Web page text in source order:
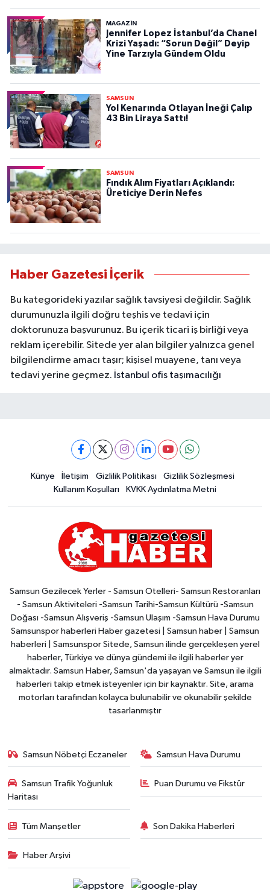
MAGAZİN
Jennifer Lopez İstanbul’da Chanel
Krizi Yaşadı: “Sorun Değil” Deyip
Yine Tarzıyla Gündem Oldu
SAMSUN
Yol Kenarında Otlayan İneği Çalıp
43 Bin Liraya Sattı!
SAMSUN
Fındık Alım Fiyatları Açıklandı:
Üreticiye Derin Nefes
Haber Gazetesi İçerik
Bu kategorideki yazılar sağlık tavsiyesi değildir. Sağlık
durumunuzla ilgili doğru teşhis ve tedavi için
doktorunuza başvurunuz. Bu içerik ticari iş birliği veya
reklam içerebilir. Sitede yer alan bilgiler yalnızca genel
bilgilendirme amacı taşır; kişisel muayene, tanı veya
tedavi yerine geçmez. İstanbul ofis taşımacılığı
Künye İletişim Gizlilik Politikası
Gizlilik Sözleşmesi
Kullanım Koşulları
KVKK Aydınlatma Metni
Samsun Gezilecek Yerler - Samsun Otelleri- Samsun Restoranları
- Samsun Aktiviteleri -Samsun Tarihi-Samsun Kültürü -Samsun
Doğası -Samsun Alışveriş -Samsun Ulaşım -Samsun Hava Durumu
Samsunspor haberleri Haber gazetesi | Samsun haber | Samsun
haberleri | Samsunspor Sitede, Samsun ilinde gerçekleşen yerel
haberler, Türkiye ve dünya gündemi ile ilgili haberler yer
almaktadır. Samsun Haber, Samsun'da yaşayan ve Samsun ile ilgili
haberleri takip etmek isteyenler için bir kaynaktır. Site, arama
motorları tarafından kolayca bulunabilir ve okunabilir şekilde
tasarlanmıştır
Samsun Nöbetçi Eczaneler Samsun Hava Durumu
Samsun Trafik Yoğunluk
Haritası
Puan Durumu ve Fikstür
Tüm Manşetler Son Dakika Haberleri
Haber Arşivi